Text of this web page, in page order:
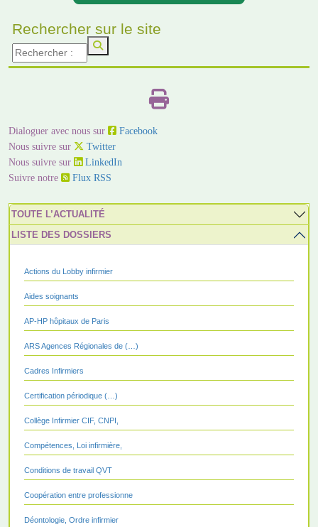
Rechercher sur le site
Dialoguer avec nous sur
Facebook
Nous suivre sur
Twitter
Nous suivre sur
LinkedIn
Suivre notre
Flux RSS
TOUTE L’ACTUALITÉ
LISTE DES DOSSIERS
Actions du Lobby infirmier
Aides soignants
AP-HP hôpitaux de Paris
ARS Agences Régionales de (…)
Cadres Infirmiers
Certification périodique (…)
Collège Infirmier CIF, CNPI,
Compétences, Loi infirmière,
Conditions de travail QVT
Coopération entre professionne
Déontologie, Ordre infirmier